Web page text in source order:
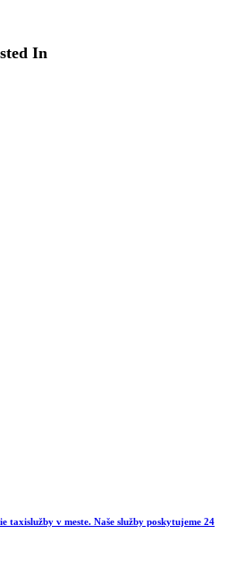
In
taxislužby v meste. Naše služby poskytujeme 24